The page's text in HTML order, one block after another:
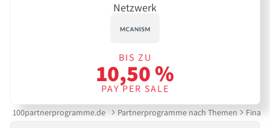
Netzwerk
BIS ZU
10,50 %
PAY PER SALE
100partnerprogramme.de Partnerprogramme nach Themen